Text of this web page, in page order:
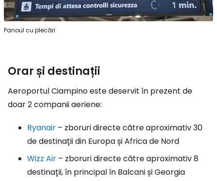
Panoul cu plecări
Orar și destinații
Aeroportul Ciampino este deservit în prezent de
doar 2 companii aeriene:
Ryanair – zboruri directe către aproximativ 30
de destinații din Europa și Africa de Nord
Wizz Air – zboruri directe către aproximativ 8
destinații, în principal în Balcani și Georgia